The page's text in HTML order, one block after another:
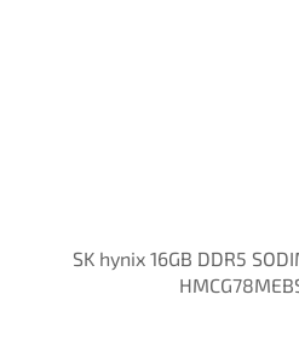
SK hynix 16GB DDR5